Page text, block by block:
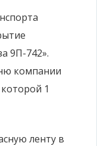
9П-742».
компании
1
ленту в